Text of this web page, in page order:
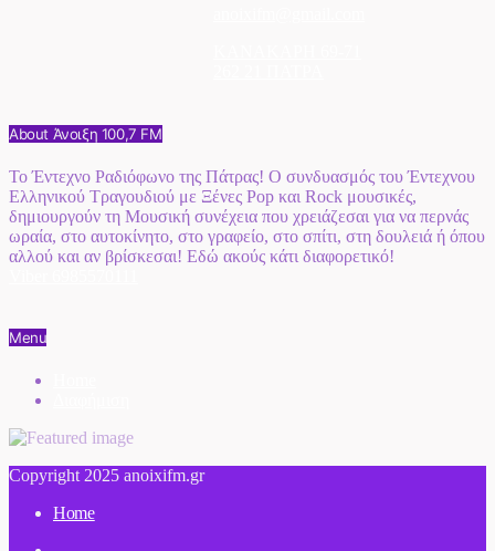
About Άνοιξη 100,7 FM
Το Έντεχνο Ραδιόφωνο της Πάτρας! Ο συνδυασμός του Έντεχνου
Ελληνικού Τραγουδιού με Ξένες Pop και Rock μουσικές,
δημιουργούν τη Μουσική συνέχεια που χρειάζεσαι για να περνάς
ωραία, στο αυτοκίνητο, στο γραφείο, στο σπίτι, στη δουλειά ή όπου
αλλού και αν βρίσκεσαι! Εδώ ακούς κάτι διαφορετικό!
Menu
Copyright 2025 anoixifm.gr
Home